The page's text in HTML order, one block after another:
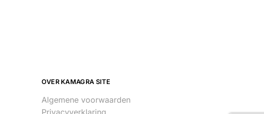
OVER KAMAGRA SITE
Algemene voorwaarden
Privacyverklaring